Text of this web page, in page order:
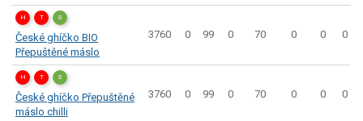
H T S
České ghíčko BIO
Přepuštěné máslo
3760 0 99 0 70 0 0 0
H T S
České ghíčko Přepuštěné
máslo chilli
3760 0 99 0 70 0 0 0